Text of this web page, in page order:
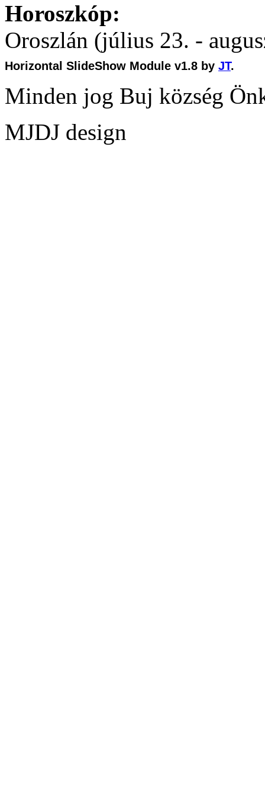
Horoszkóp:
Oroszlán (július 23. -
Horizontal SlideShow Module v1.8 by JT.
Minden jog Buj község
MJDJ design